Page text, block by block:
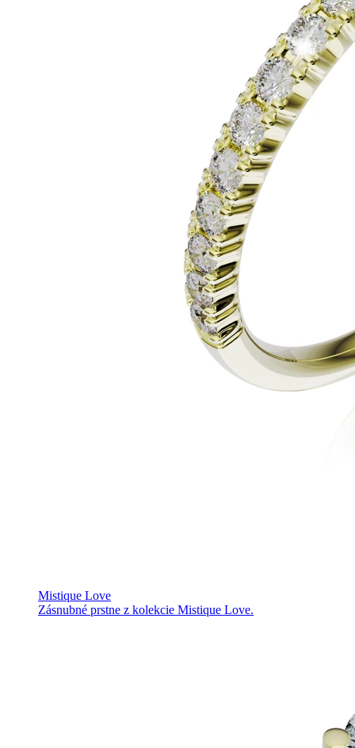
Mistique Love
Zásnubné prstne z kolekcie Mistique Love.